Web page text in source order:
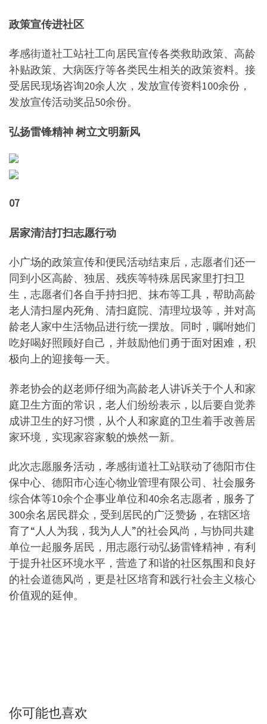
政策宣传进社区
孝感街道社工站社工向居民宣传各类救助政策、高龄
补贴政策、大病医疗等各类民生相关的政策资料。接
受居民现场咨询20余人次，发放宣传资料100余份，
发放宣传活动奖品50余份。
弘扬雷锋精神 树立文明新风
07
居家清洁打扫志愿行动
小广场的政策宣传和便民活动结束后，志愿者们还一
同到小区高龄、独居、残疾等特殊居民家里打扫卫
生，志愿者们各自手持扫把、抹布等工具，帮助高龄
老人清扫屋内死角、清扫庭院、清理垃圾等，并对高
龄老人家中生活物品进行统一摆放。同时，嘱咐她们
吃好喝好照顾好自己，并鼓励他们勇于面对困难，积
极向上的迎接每一天。
养老协会的赵老师仔细为高龄老人讲诉关于个人和家
庭卫生方面的常识，老人们纷纷表示，以后要自觉养
成讲卫生的好习惯，从个人和家庭的卫生着手改善居
家环境，实现家容家貌的焕然一新。
此次志愿服务活动，孝感街道社工站联动了德阳市住
保中心、德阳市心连心物业管理有限公司、社会服务
综合体等10余个企事业单位和40余名志愿者，服务了
300余名居民群众，受到居民的广泛赞扬，在辖区培
育了“人人为我，我为人人”的社会风尚，与协同共建
单位一起服务居民，用志愿行动弘扬雷锋精神，有利
于提升社区环境水平，营造了和谐的社区氛围和良好
的社会道德风尚，更是社区培育和践行社会主义核心
价值观的延伸。
你可能也喜欢